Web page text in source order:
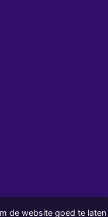
de website goed te laten